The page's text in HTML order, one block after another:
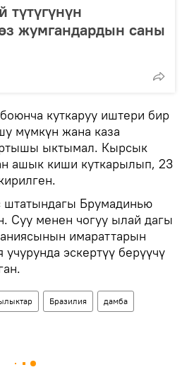
түтүгүнүн
жумгандардын саны
куткаруу иштери бир
мүмкүн жана каза
ыктымал. Кырсык
ашык киши куткарылып, 23
Брумадинью
Суу менен чогуу ылай дагы
имараттарын
учурунда эскертүү берүүчү
Бразилия дамба